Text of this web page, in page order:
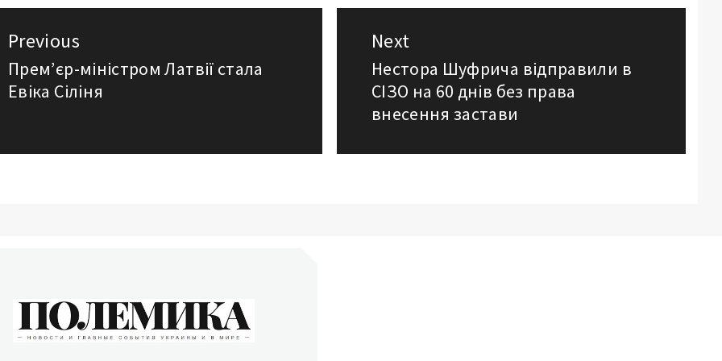
Previous
Previous
post:
Прем’єр-міністром Латвії стала
Евіка Сіліня
Next
Next
post:
Нестора Шуфрича відправили в
СІЗО на 60 днів без права
внесення застави